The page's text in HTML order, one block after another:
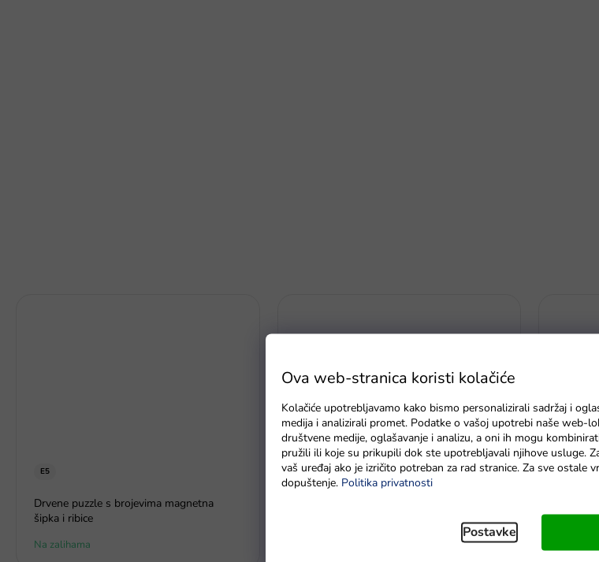
Ova web-stranica koristi kolačiće
Kolačiće upotrebljavamo kako bismo personalizirali sadržaj i
medija i analizirali promet. Podatke o vašoj upotrebi naše web-
društvene medije, oglašavanje i analizu, a oni ih mogu
pružili ili koje su prikupili dok ste upotrebljavali njihove usluge.
vaš uređaj ako je izričito potreban za rad stranice. Za sve ostale
dopuštenje. Politika privatnosti
Postavke
E5
Drvene puzzle s brojevima magnetna
šipka i ribice
Na zalihama
Sklopiva mreža za leptire i insekte 85 cm